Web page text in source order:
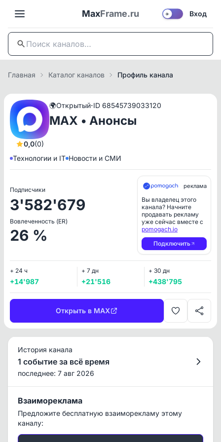
MaxFrame.ru ☀️ Вход
Главная Каталог каналов Профиль канала
0,0(0)
🌍Открытый·ID 68545739033120
MAX • Анонсы
Технологии и IT Новости и СМИ
Подписчики
3'582'679
Вовлеченность (ER)
26 %
реклама
Вы владелец этого
канала? Начните
продавать рекламу
уже сейчас вместе с
pomogach.io
Подключить
+ 24 ч
+14'987
+ 7 дн
+21'516
+ 30 дн
+438'795
Открыть в MAX
История канала
1 событие за всё время
последнее: 7 авг 2026
Взаимореклама
Предложите бесплатную взаиморекламу этому
каналу: